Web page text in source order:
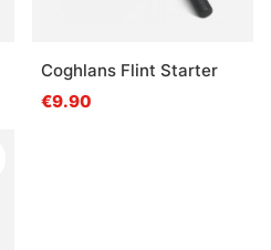
Coghlans Flint Starter
€9.90